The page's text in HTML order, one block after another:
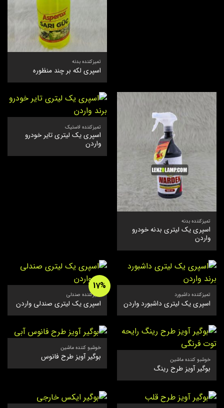
تمیزکننده بدنه
اسپری لکه بر چند منظوره
تمیزکننده بدنه
اسپری یک لیتری بدنه خودرو
واردن
تمیزکننده لاستیک
اسپری یک لیتری تایر خودرو
واردن
تمیزکننده داشبورد
اسپری یک لیتری داشبورد واردن
17%
تمیزکننده صندلی
اسپری یک لیتری صندلی واردن
خوشبو کننده ماشین
بوگیر آویز طرح رینگ
خوشبو کننده ماشین
بوگیر آویز طرح فانوس